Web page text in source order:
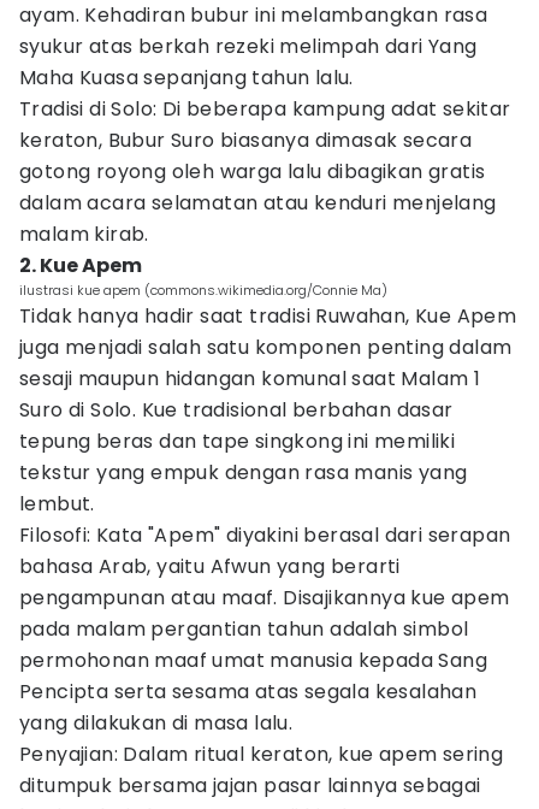
ayam. Kehadiran bubur ini melambangkan rasa
syukur atas berkah rezeki melimpah dari Yang
Maha Kuasa sepanjang tahun lalu.
Tradisi di Solo: Di beberapa kampung adat sekitar
keraton, Bubur Suro biasanya dimasak secara
gotong royong oleh warga lalu dibagikan gratis
dalam acara selamatan atau kenduri menjelang
malam kirab.
2. Kue Apem
ilustrasi kue apem (commons.wikimedia.org/Connie Ma)
Tidak hanya hadir saat tradisi Ruwahan, Kue Apem
juga menjadi salah satu komponen penting dalam
sesaji maupun hidangan komunal saat Malam 1
Suro di Solo. Kue tradisional berbahan dasar
tepung beras dan tape singkong ini memiliki
tekstur yang empuk dengan rasa manis yang
lembut.
Filosofi: Kata "Apem" diyakini berasal dari serapan
bahasa Arab, yaitu Afwun yang berarti
pengampunan atau maaf. Disajikannya kue apem
pada malam pergantian tahun adalah simbol
permohonan maaf umat manusia kepada Sang
Pencipta serta sesama atas segala kesalahan
yang dilakukan di masa lalu.
Penyajian: Dalam ritual keraton, kue apem sering
ditumpuk bersama jajan pasar lainnya sebagai